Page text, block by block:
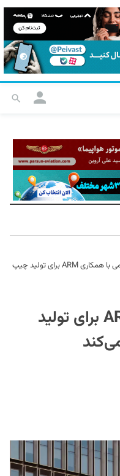
شیائومی با همکاری ARM برای تولید چیپ
شیائومی با همکاری ARM برای تولید